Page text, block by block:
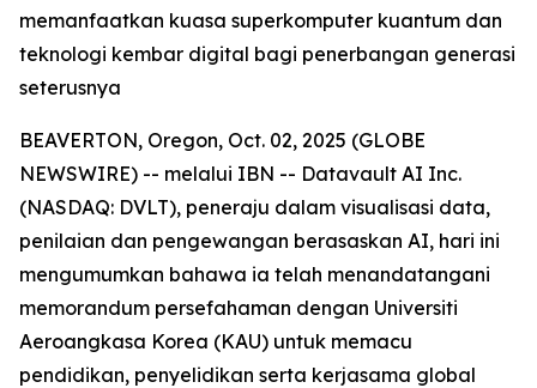
memanfaatkan kuasa superkomputer kuantum dan
teknologi kembar digital bagi penerbangan generasi
seterusnya
BEAVERTON, Oregon, Oct. 02, 2025 (GLOBE
NEWSWIRE) -- melalui IBN -- Datavault AI Inc.
(NASDAQ: DVLT), peneraju dalam visualisasi data,
penilaian dan pengewangan berasaskan AI, hari ini
mengumumkan bahawa ia telah menandatangani
memorandum persefahaman dengan Universiti
Aeroangkasa Korea (KAU) untuk memacu
pendidikan, penyelidikan serta kerjasama global